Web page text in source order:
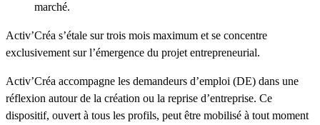
marché.
Activ’Créa s’étale sur trois mois maximum et se concentre
exclusivement sur l’émergence du projet entrepreneurial.
Activ’Créa accompagne les demandeurs d’emploi (DE) dans une
réflexion autour de la création ou la reprise d’entreprise. Ce
dispositif, ouvert à tous les profils, peut être mobilisé à tout moment